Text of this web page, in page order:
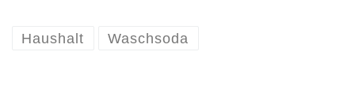
Haushalt Waschsoda